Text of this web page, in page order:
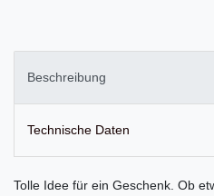
Beschreibung
Technische Daten
Tolle Idee für ein Geschenk. Ob